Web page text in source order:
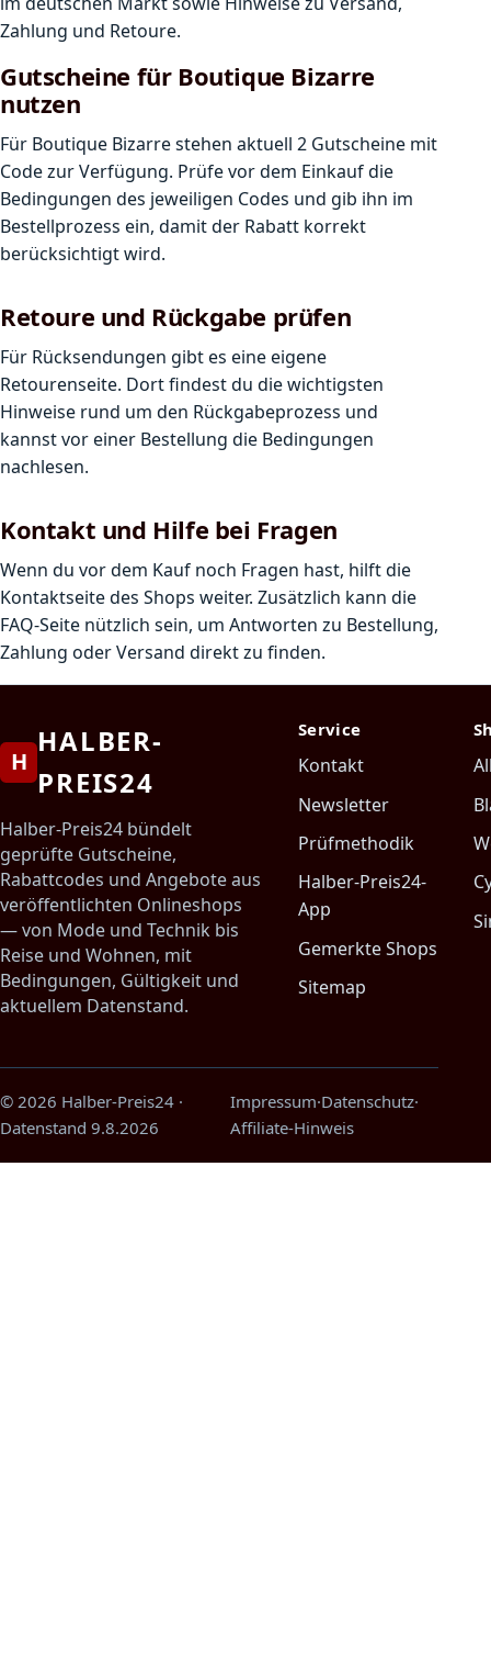
Zahlung und Retoure.
Gutscheine für Boutique Bizarre
nutzen
Für Boutique Bizarre stehen aktuell 2 Gutscheine mit
Code zur Verfügung. Prüfe vor dem Einkauf die
Bedingungen des jeweiligen Codes und gib ihn im
Bestellprozess ein, damit der Rabatt korrekt
berücksichtigt wird.
Retoure und Rückgabe prüfen
Für Rücksendungen gibt es eine eigene
Retourenseite. Dort findest du die wichtigsten
Hinweise rund um den Rückgabeprozess und
kannst vor einer Bestellung die Bedingungen
nachlesen.
Kontakt und Hilfe bei Fragen
Wenn du vor dem Kauf noch Fragen hast, hilft die
Kontaktseite des Shops weiter. Zusätzlich kann die
FAQ-Seite nützlich sein, um Antworten zu Bestellung,
Zahlung oder Versand direkt zu finden.
H
HALBER-
PREIS24
Halber-Preis24 bündelt
geprüfte Gutscheine,
Rabattcodes und Angebote aus
veröffentlichten Onlineshops
— von Mode und Technik bis
Reise und Wohnen, mit
Bedingungen, Gültigkeit und
aktuellem Datenstand.
Service
Kontakt
Newsletter
Prüfmethodik
Halber-Preis24-
App
Gemerkte Shops
Sitemap
© 2026 Halber-Preis24 ·
Datenstand 9.8.2026
Impressum·Datenschutz·
Affiliate-Hinweis